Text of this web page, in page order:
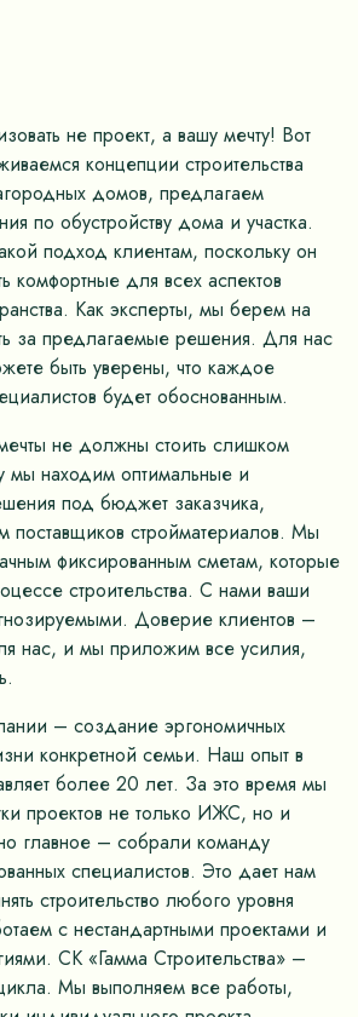
не проект, а вашу мечту! Вот
концепции строительства
домов, предлагаем
по обустройству дома и участка.
подход клиентам, поскольку он
комфортные для всех аспектов
Как эксперты, мы берем на
за предлагаемые решения. Для нас
быть уверены, что каждое
будет обоснованным.
не должны стоить слишком
мы находим оптимальные и
под бюджет заказчика,
поставщиков стройматериалов. Мы
фиксированным сметам, которые
строительства. С нами ваши
Доверие клиентов –
нас, и мы приложим все усилия,
– создание эргономичных
конкретной семьи. Наш опыт в
более 20 лет. За это время мы
проектов не только ИЖС, но и
главное – собрали команду
специалистов. Это дает нам
строительство любого уровня
с нестандартными проектами и
СК «Гамма Строительства» –
Мы выполняем все работы,